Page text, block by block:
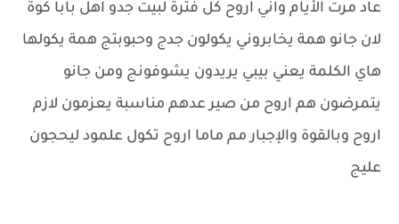
عاد مرت الأيام واني اروح كل فترة لبيت جدو اهل بابا كوة
لان جانو همة يخابروني يكولون جدج وحبوبتج همة يكولها
هاي الكلمة يعني بيبي يريدون يشوفونج ومن جانو
يتمرضون هم اروح من صير عدهم مناسبة يعزمون لازم
اروح وبالقوة والإجبار مم ماما اروح تكول علمود ليحجون
عليج